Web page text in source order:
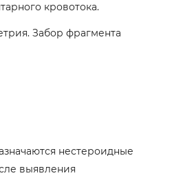
кровотока.
Забор фрагмента
нестероидные
выявления